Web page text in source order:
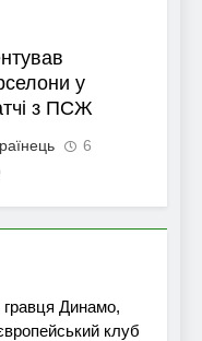
у
з ПСЖ
6
Динамо,
клуб